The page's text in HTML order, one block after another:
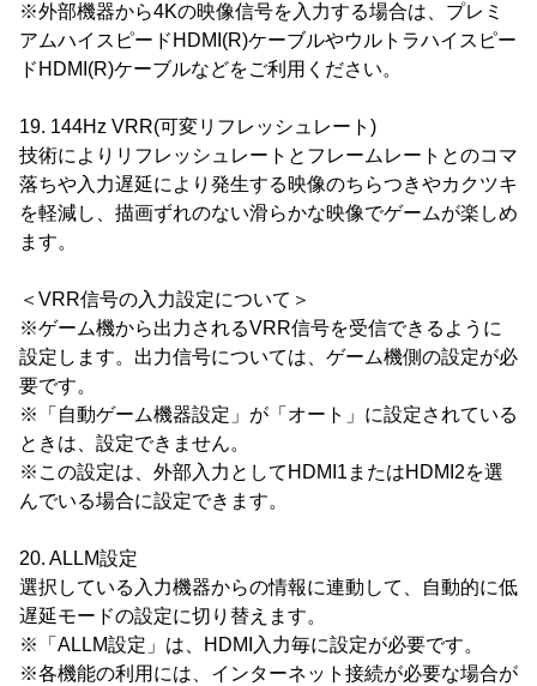
※外部機器から4Kの映像信号を入力する場合は、プレミ
アムハイスピードHDMI(R)ケーブルやウルトラハイスピー
ドHDMI(R)ケーブルなどをご利用ください。
19. 144Hz VRR(可変リフレッシュレート)
技術によりリフレッシュレートとフレームレートとのコマ
落ちや入力遅延により発生する映像のちらつきやカクツキ
を軽減し、描画ずれのない滑らかな映像でゲームが楽しめ
ます。
＜VRR信号の入力設定について＞
※ゲーム機から出力されるVRR信号を受信できるように
設定します。出力信号については、ゲーム機側の設定が必
要です。
※「自動ゲーム機器設定」が「オート」に設定されている
ときは、設定できません。
※この設定は、外部入力としてHDMI1またはHDMI2を選
んでいる場合に設定できます。
20. ALLM設定
選択している入力機器からの情報に連動して、自動的に低
遅延モードの設定に切り替えます。
※「ALLM設定」は、HDMI入力毎に設定が必要です。
※各機能の利用には、インターネット接続が必要な場合が